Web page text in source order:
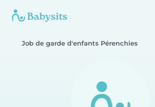
Job de garde d'enfants Pérenchies